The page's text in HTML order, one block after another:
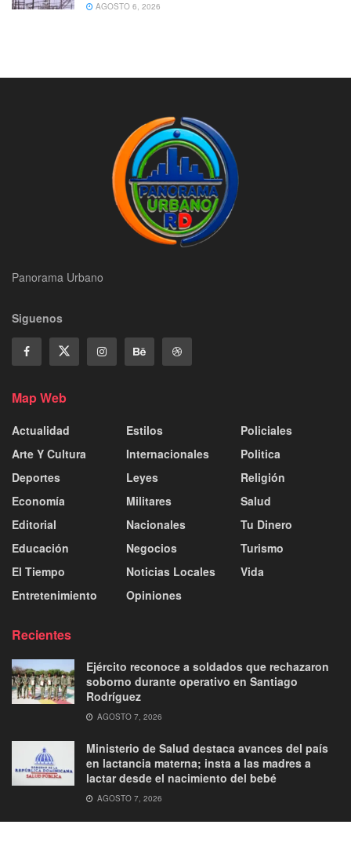
AGOSTO 6, 2026
Panorama Urbano
Siguenos
Map Web
Actualidad
Arte Y Cultura
Deportes
Economía
Editorial
Educación
El Tiempo
Entretenimiento
Estilos
Internacionales
Leyes
Militares
Nacionales
Negocios
Noticias Locales
Opiniones
Policiales
Politica
Religión
Salud
Tu Dinero
Turismo
Vida
Recientes
Ejército reconoce a soldados que rechazaron
soborno durante operativo en Santiago
Rodríguez
AGOSTO 7, 2026
Ministerio de Salud destaca avances del país
en lactancia materna; insta a las madres a
lactar desde el nacimiento del bebé
AGOSTO 7, 2026